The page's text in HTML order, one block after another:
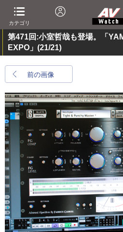
カテゴリ
第471回:小室哲哉も登場。「
EXPO」 (21/21)
前の画像